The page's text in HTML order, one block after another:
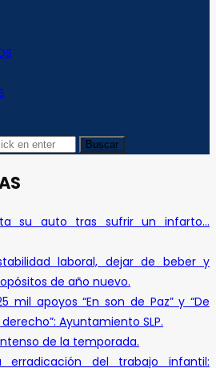
su auto tras sufrir un infarto…
laboral, dejar de beber y
de año nuevo.
mil apoyos “En son de Paz” y “De
Ayuntamiento SLP.
de la temporada.
del trabajo infantil: